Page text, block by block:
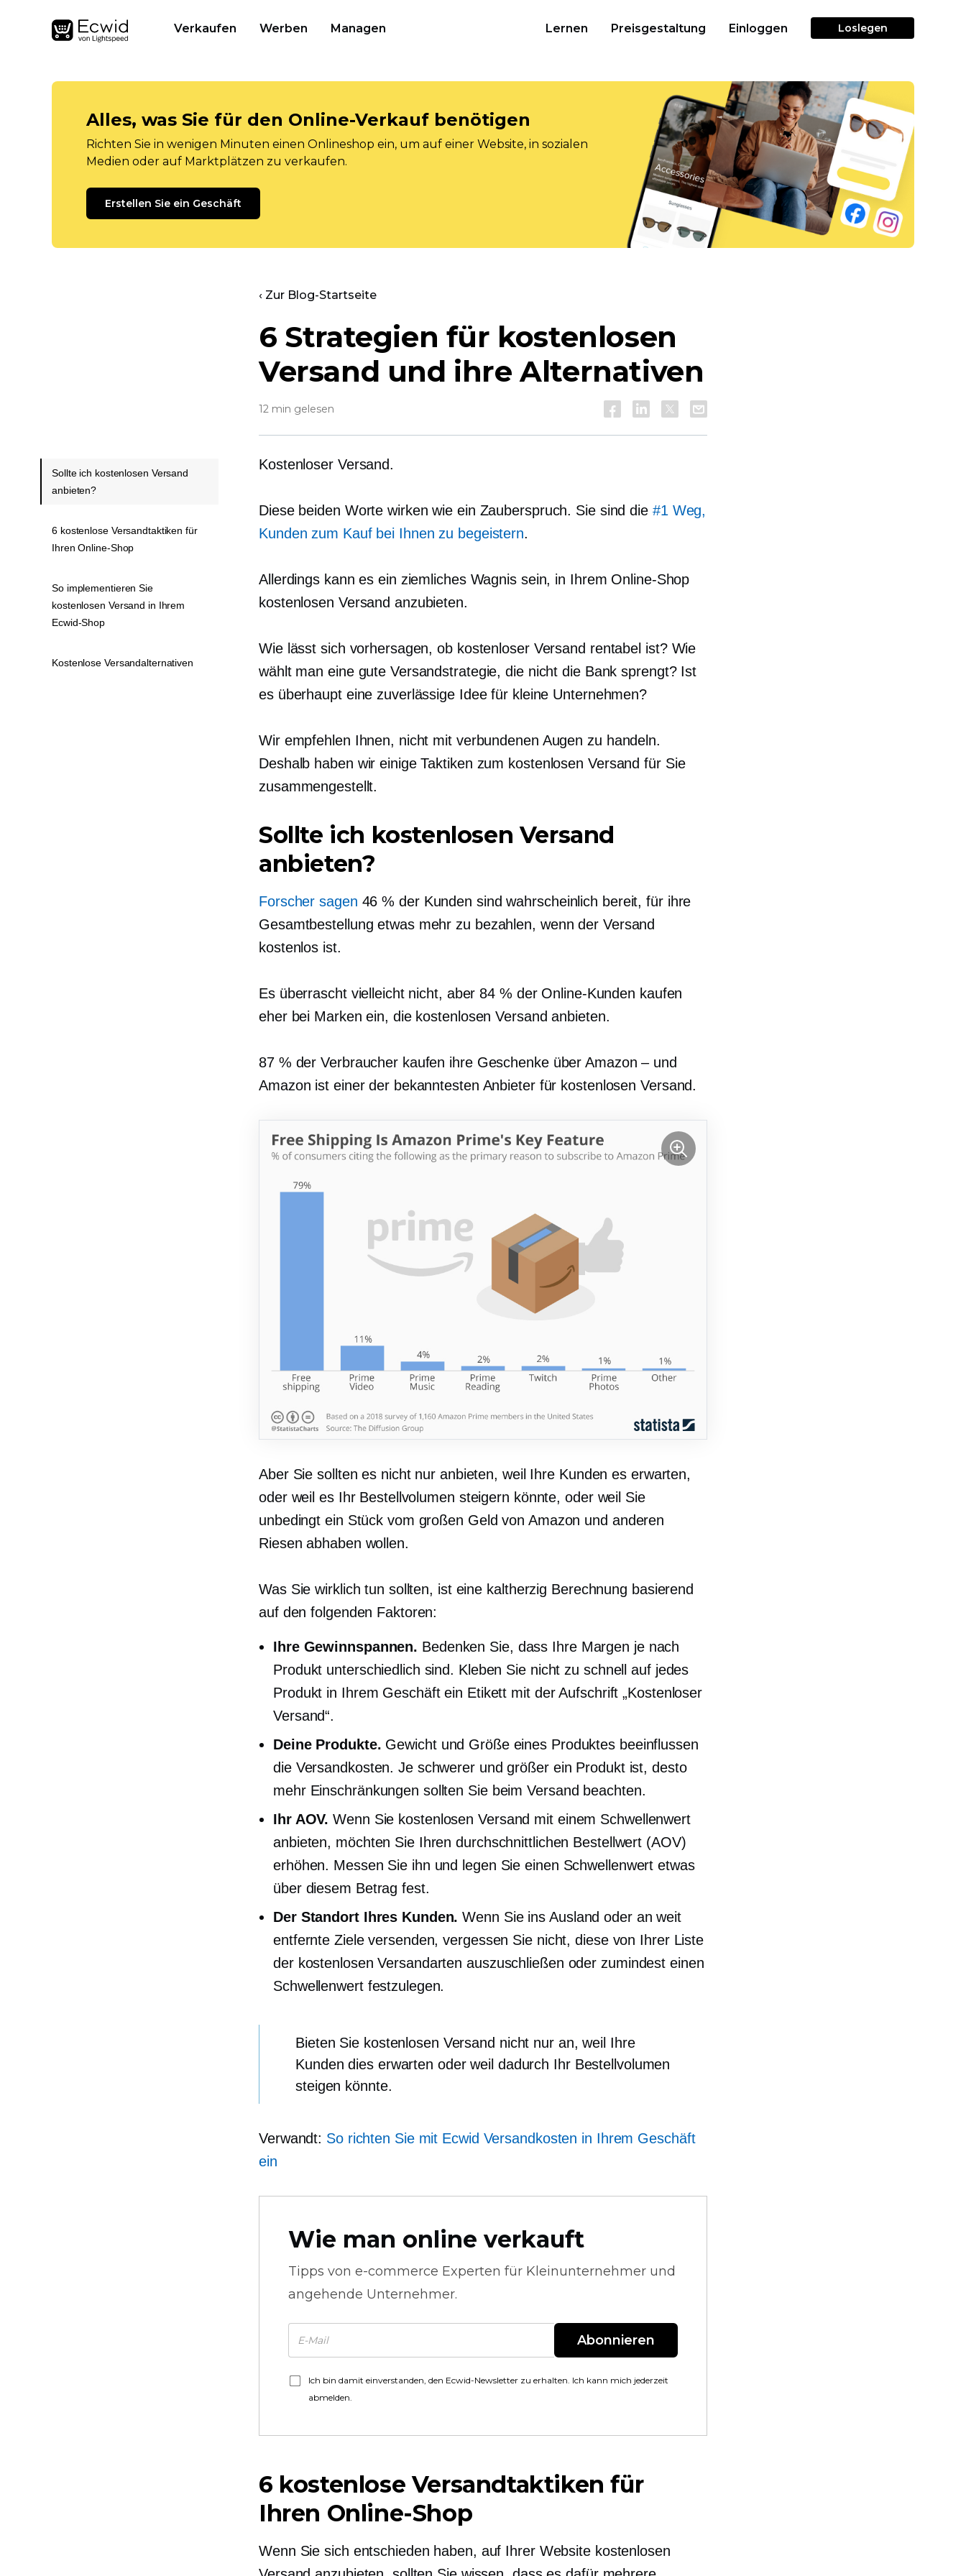
Verkaufen Werben Managen Lernen Preisgestaltung Einloggen Loslegen
Alles, was Sie für den Online-Verkauf benötigen
Richten Sie in wenigen Minuten einen Onlineshop ein, um auf einer Website, in sozialen
Medien oder auf Marktplätzen zu verkaufen.
Erstellen Sie ein Geschäft
‹ Zur Blog-Startseite
6 Strategien für kostenlosen
Versand und ihre Alternativen
12 min gelesen
Kostenloser Versand.
Diese beiden Worte wirken wie ein Zauberspruch. Sie sind die #1 Weg,
Kunden zum Kauf bei Ihnen zu begeistern.
Allerdings kann es ein ziemliches Wagnis sein, in Ihrem Online-Shop
kostenlosen Versand anzubieten.
Wie lässt sich vorhersagen, ob kostenloser Versand rentabel ist? Wie
wählt man eine gute Versandstrategie, die nicht die Bank sprengt? Ist
es überhaupt eine zuverlässige Idee für kleine Unternehmen?
Wir empfehlen Ihnen, nicht mit verbundenen Augen zu handeln.
Deshalb haben wir einige Taktiken zum kostenlosen Versand für Sie
zusammengestellt.
Sollte ich kostenlosen Versand
anbieten?
Forscher sagen 46 % der Kunden sind wahrscheinlich bereit, für ihre
Gesamtbestellung etwas mehr zu bezahlen, wenn der Versand
kostenlos ist.
Es überrascht vielleicht nicht, aber 84 % der Online-Kunden kaufen
eher bei Marken ein, die kostenlosen Versand anbieten.
87 % der Verbraucher kaufen ihre Geschenke über Amazon – und
Amazon ist einer der bekanntesten Anbieter für kostenlosen Versand.
Aber Sie sollten es nicht nur anbieten, weil Ihre Kunden es erwarten,
oder weil es Ihr Bestellvolumen steigern könnte, oder weil Sie
unbedingt ein Stück vom großen Geld von Amazon und anderen
Riesen abhaben wollen.
Was Sie wirklich tun sollten, ist eine kaltherzig Berechnung basierend
auf den folgenden Faktoren:
Ihre Gewinnspannen. Bedenken Sie, dass Ihre Margen je nach
Produkt unterschiedlich sind. Kleben Sie nicht zu schnell auf jedes
Produkt in Ihrem Geschäft ein Etikett mit der Aufschrift „Kostenloser
Versand“.
Deine Produkte. Gewicht und Größe eines Produktes beeinflussen
die Versandkosten. Je schwerer und größer ein Produkt ist, desto
mehr Einschränkungen sollten Sie beim Versand beachten.
Ihr AOV. Wenn Sie kostenlosen Versand mit einem Schwellenwert
anbieten, möchten Sie Ihren durchschnittlichen Bestellwert (AOV)
erhöhen. Messen Sie ihn und legen Sie einen Schwellenwert etwas
über diesem Betrag fest.
Der Standort Ihres Kunden. Wenn Sie ins Ausland oder an weit
entfernte Ziele versenden, vergessen Sie nicht, diese von Ihrer Liste
der kostenlosen Versandarten auszuschließen oder zumindest einen
Schwellenwert festzulegen.
Bieten Sie kostenlosen Versand nicht nur an, weil Ihre
Kunden dies erwarten oder weil dadurch Ihr Bestellvolumen
steigen könnte.
Verwandt: So richten Sie mit Ecwid Versandkosten in Ihrem Geschäft
ein
Wie man online verkauft
Tipps von e-commerce Experten für Kleinunternehmer und
angehende Unternehmer.
Abonnieren
Ich bin damit einverstanden, den Ecwid-Newsletter zu erhalten. Ich kann mich jederzeit
abmelden.
6 kostenlose Versandtaktiken für
Ihren Online-Shop
Wenn Sie sich entschieden haben, auf Ihrer Website kostenlosen
Sollte ich kostenlosen Versand
anbieten?
6 kostenlose Versandtaktiken für
Ihren Online-Shop
So implementieren Sie
kostenlosen Versand in Ihrem
Ecwid-Shop
Kostenlose Versandalternativen